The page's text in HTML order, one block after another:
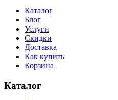
Каталог
Блог
Услуги
Скидки
Доставка
Как купить
Корзина
Каталог